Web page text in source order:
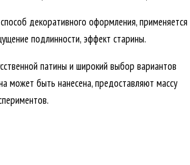
декоративного оформления, применяется
подлинности, эффект старины.
патины и широкий выбор вариантов
может быть нанесена, предоставляют массу